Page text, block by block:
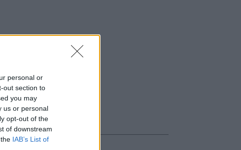
personal or
out section to
you may
us or personal
opt-out of the
of downstream
IAB’s List of